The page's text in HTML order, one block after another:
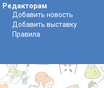
Редакторам
Добавить новость
Добавить выставку
Правила